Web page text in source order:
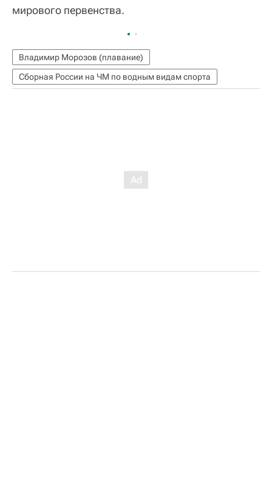
мирового первенства.
Владимир Морозов (плавание)
Сборная России на ЧМ по водным видам спорта